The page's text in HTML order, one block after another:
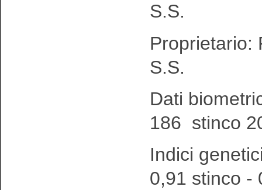
S.S.
Proprietario:
S.S.
Dati
186 stinco
Indici
0,91 stinco -